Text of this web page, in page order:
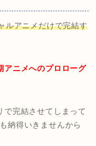
ルアニメだけで完結す
アニメへのプロローグ
で完結させてしまって
納得いきませんから